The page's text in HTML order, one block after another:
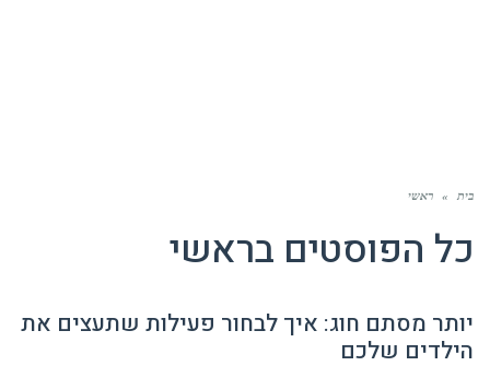
בית » ראשי
כל הפוסטים בראשי
יותר מסתם חוג: איך לבחור פעילות שתעצים את
הילדים שלכם